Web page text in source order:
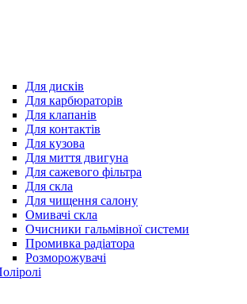
Для дисків
Для карбюраторів
Для клапанів
Для контактів
Для кузова
Для миття двигуна
Для сажевого фільтра
Для скла
Для чищення салону
Омивачі скла
Очисники гальмівної системи
Промивка радіатора
Розморожувачі